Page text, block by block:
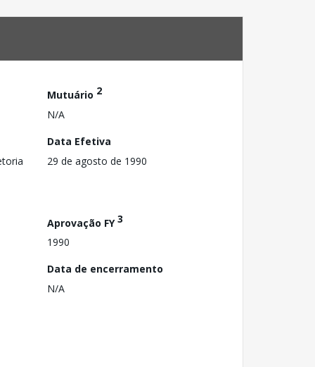
Mutuário 2
N/A
Data Efetiva
29 de agosto de 1990
Aprovação FY3
1990
Data de encerramento
N/A